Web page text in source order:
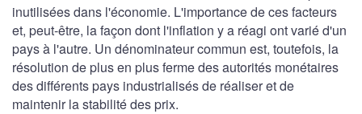
inutilisées dans l'économie. L'importance de ces facteurs
et, peut-être, la façon dont l'inflation y a réagi ont varié d'un
pays à l'autre. Un dénominateur commun est, toutefois, la
résolution de plus en plus ferme des autorités monétaires
des différents pays industrialisés de réaliser et de
maintenir la stabilité des prix.